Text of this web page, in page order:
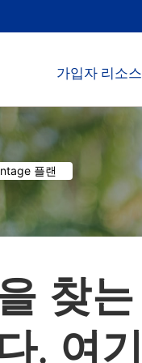
가입자 리소스
플랜
찾는
. 여기